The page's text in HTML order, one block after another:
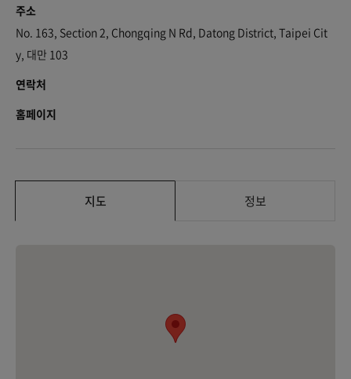
주소
No. 163, Section 2, Chongqing N Rd, Datong District, Taipei Cit
y, 대만 103
연락처
홈페이지
지도 정보